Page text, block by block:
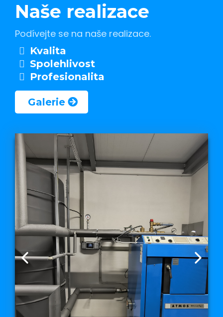
Naše realizace
Podívejte se na naše realizace.
Kvalita
Spolehlivost
Profesionalita
Galerie